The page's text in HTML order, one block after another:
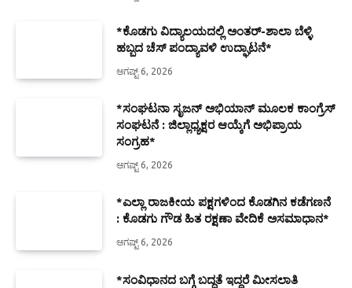
*ಕೊಡಗು ವಿದ್ಯಾಲಯದಲ್ಲಿ ಅಂತರ್-ಶಾಲಾ ಬೆಳ್ಳಿ
ಹಬ್ಬದ ಚೆಸ್ ಪಂದ್ಯಾವಳಿ ಉದ್ಘಾಟನೆ*
ಆಗಷ್ಟ್ 6, 2026
*ಸಂಘಟನಾ ಸೃಜನ್ ಅಭಿಯಾನ್ ಮೂಲಕ ಕಾಂಗ್ರೆಸ್
ಸಂಘಟನೆ : ಜಿಲ್ಲಾಧ್ಯಕ್ಷರ ಆಯ್ಕೆಗೆ ಅಭಿಪ್ರಾಯ
ಸಂಗ್ರಹ*
ಆಗಷ್ಟ್ 6, 2026
*ಎಲ್ಲಾ ರಾಜಕೀಯ ಪಕ್ಷಗಳಿಂದ ಕೊಡಗಿನ ಕಡೆಗಣನೆ
: ಕೊಡಗು ಗೌಡ ಹಿತ ರಕ್ಷಣಾ ವೇದಿಕೆ ಅಸಮಾಧಾನ*
ಆಗಷ್ಟ್ 6, 2026
*ಸಂವಿಧಾನದ ಬಗ್ಗೆ ಬದ್ಧತೆ ಇದ್ದರೆ ಮೀಸಲಾತಿ